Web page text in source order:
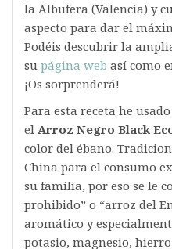
la Albufera (Valencia) y
aspecto para dar el
Podéis descubrir la
su página web así como
¡Os sorprenderá!
Para esta receta he
el Arroz Negro Black
color del ébano.
China para el consumo
su familia, por eso se le
prohibido” o “arroz del
aromático y
potasio, magnesio,